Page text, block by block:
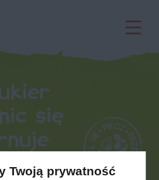
Twoją prywatność